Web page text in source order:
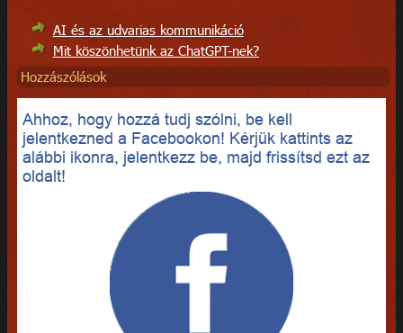
AI és az udvarias kommunikáció
Mit köszönhetünk az ChatGPT-nek?
Hozzászólások
Ahhoz, hogy hozzá tudj szólni, be kell
jelentkezned a Facebookon! Kérjük kattints az
alábbi ikonra, jelentkezz be, majd frissítsd ezt az
oldalt!